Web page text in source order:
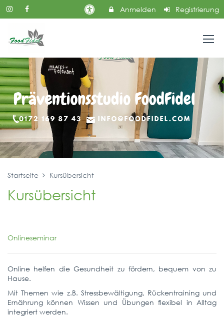
Anmelden Registrierung
Startseite Kursübersicht
Kursübersicht
Onlineseminar
Online helfen die Gesundheit zu fördern, bequem von zu
Hause.
Mit Themen wie z.B. Stressbewältigung, Rückentraining und
Ernährung können Wissen und Übungen flexibel in Alltag
integriert werden.